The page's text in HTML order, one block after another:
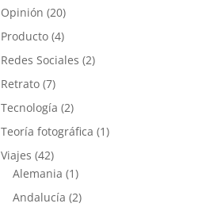
Opinión (20)
Producto (4)
Redes Sociales (2)
Retrato (7)
Tecnología (2)
Teoría fotográfica (1)
Viajes (42)
Alemania (1)
Andalucía (2)